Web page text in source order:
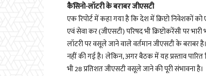
कैसिनो-लॉटरी के बराबर जीएसटी
एक रिपोर्ट में कहा गया है कि देश में क्रिप्टो
एवं सेवा कर (जीएसटी) परिषद भी क्रिप्टोकरेंसी पर
लॉटरी पर वसूले जाने वाले वर्तमान जीएसटी के
नहीं की गई है। लेकिन, अगर बैठक में यह प्रस्ताव पारित
भी 28 प्रतिशत जीएसटी वसूले जाने की पूरी संभावना है।